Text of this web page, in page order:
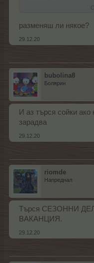
разменяш ли някое?
29.12.20
bubolina8
Болярин
И аз търся сойки
зарадва
29.12.20
riomde
Напреднал
Търся СЕЗОННИ
ВАКАНЦИЯ.
29.12.20